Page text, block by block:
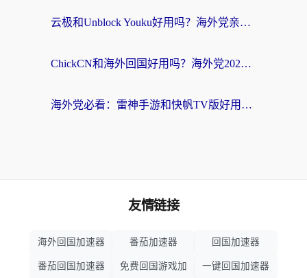
云极和Unblock Youku好用吗？海外党亲测+2026回国加速器避坑指南
ChickCN和海外回国好用吗？海外党2026亲测：从手游到影音，选对加速器的3个关键
海外党必看：雷神手游和快帆TV版好用吗？3步选对回国加速器不踩坑
友情链接
海外回国加速器 番茄加速器 回国加速器
番茄回国加速器 免费回国游戏加 一键回国加速器